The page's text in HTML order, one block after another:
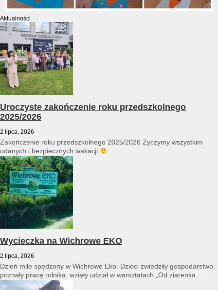
Aktualności
Uroczyste zakończenie roku przedszkolnego
2025/2026
2 lipca, 2026
Zakończenie roku przedszkolnego 2025/2026 Życzymy wszystkim
udanych i bezpiecznych wakacji
Wycieczka na Wichrowe EKO
2 lipca, 2026
Dzień mile spędzony w Wichrowe Eko. Dzieci zwiedziły gospodarstwo,
poznały pracę rolnika, wzięły udział w warsztatach „Od ziarenka...